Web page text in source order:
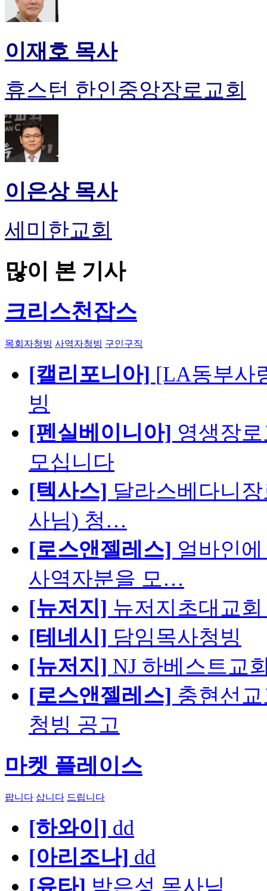
이재호 목사
휴스턴 한인중앙장로교회
이은상 목사
세미한교회
많이 본 기사
크리스천잡스
목회자청빙 사역자청빙 구인구직
[캘리포니아] [LA동부사
빙
[펜실베이니아] 영생장
모십니다
[텍사스] 달라스베다니
사님) 청…
[로스앤젤레스] 얼바인
사역자분을 모…
[뉴저지] 뉴저지초대교
[테네시] 담임목사청빙
[뉴저지] NJ 하베스트교
[로스앤젤레스] 충현선
청빙 공고
마켓 플레이스
팝니다 삽니다 드립니다
[하와이] dd
[아리조나] dd